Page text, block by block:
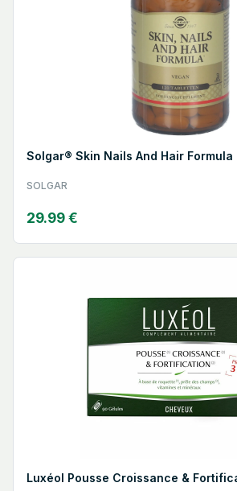
Solgar® Skin Nails And Hair Formula
SOLGAR
29.99 €
Luxéol Pousse Croissance &